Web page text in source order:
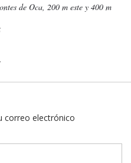
de Oca, 200 m este y 400 m
correo electrónico